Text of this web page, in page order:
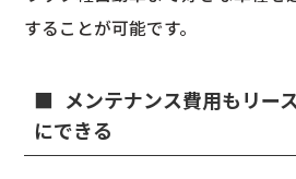
することが可能です。
メンテナンス費用もリー
にできる